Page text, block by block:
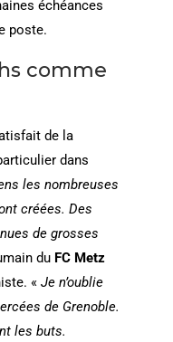
échéances
poste.
comme
de la
dans
les nombreuses
créées. Des
de grosses
du FC Metz
« Je n’oublie
de Grenoble.
les buts.